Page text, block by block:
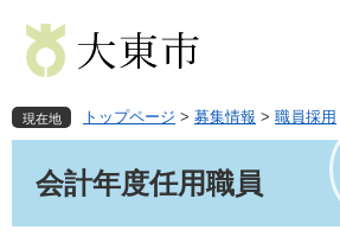
先
頭
を
飛
現在地 トップページ > 募集情報 > 職員採用
会計年度任用職員